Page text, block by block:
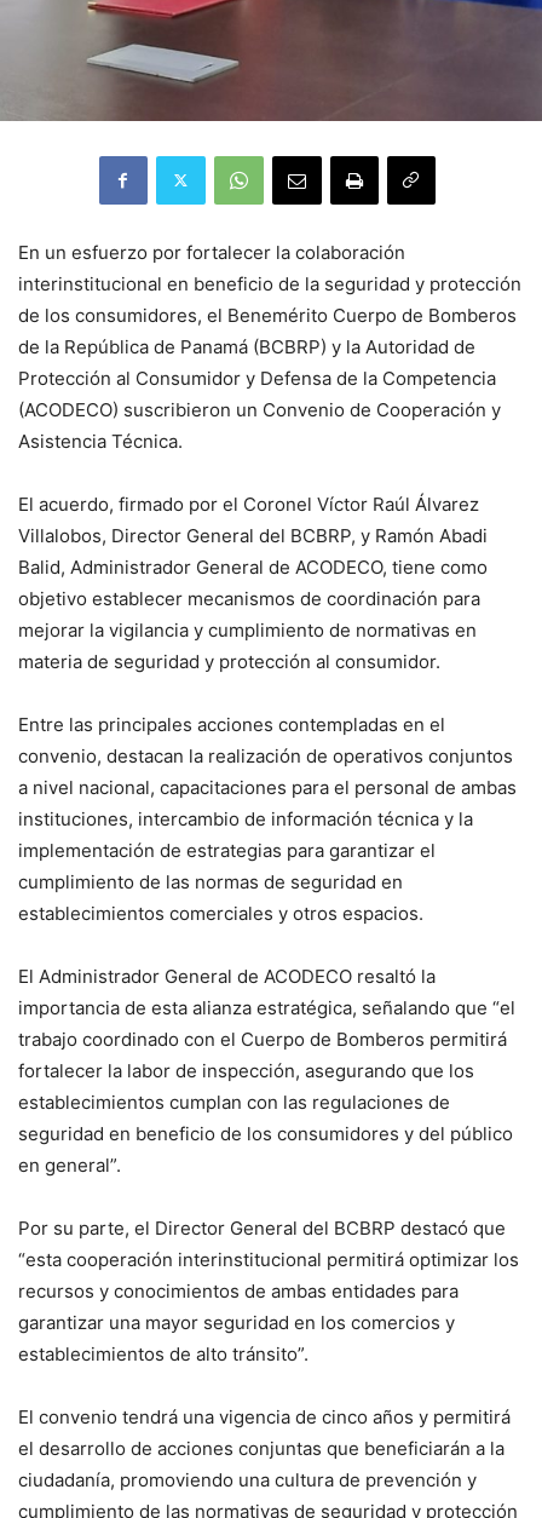
En un esfuerzo por fortalecer la colaboración
interinstitucional en beneficio de la seguridad y protección
de los consumidores, el Benemérito Cuerpo de Bomberos
de la República de Panamá (BCBRP) y la Autoridad de
Protección al Consumidor y Defensa de la Competencia
(ACODECO) suscribieron un Convenio de Cooperación y
Asistencia Técnica.
El acuerdo, firmado por el Coronel Víctor Raúl Álvarez
Villalobos, Director General del BCBRP, y Ramón Abadi
Balid, Administrador General de ACODECO, tiene como
objetivo establecer mecanismos de coordinación para
mejorar la vigilancia y cumplimiento de normativas en
materia de seguridad y protección al consumidor.
Entre las principales acciones contempladas en el
convenio, destacan la realización de operativos conjuntos
a nivel nacional, capacitaciones para el personal de ambas
instituciones, intercambio de información técnica y la
implementación de estrategias para garantizar el
cumplimiento de las normas de seguridad en
establecimientos comerciales y otros espacios.
El Administrador General de ACODECO resaltó la
importancia de esta alianza estratégica, señalando que “el
trabajo coordinado con el Cuerpo de Bomberos permitirá
fortalecer la labor de inspección, asegurando que los
establecimientos cumplan con las regulaciones de
seguridad en beneficio de los consumidores y del público
en general”.
Por su parte, el Director General del BCBRP destacó que
“esta cooperación interinstitucional permitirá optimizar los
recursos y conocimientos de ambas entidades para
garantizar una mayor seguridad en los comercios y
establecimientos de alto tránsito”.
El convenio tendrá una vigencia de cinco años y permitirá
el desarrollo de acciones conjuntas que beneficiarán a la
ciudadanía, promoviendo una cultura de prevención y
cumplimiento de las normativas de seguridad y protección